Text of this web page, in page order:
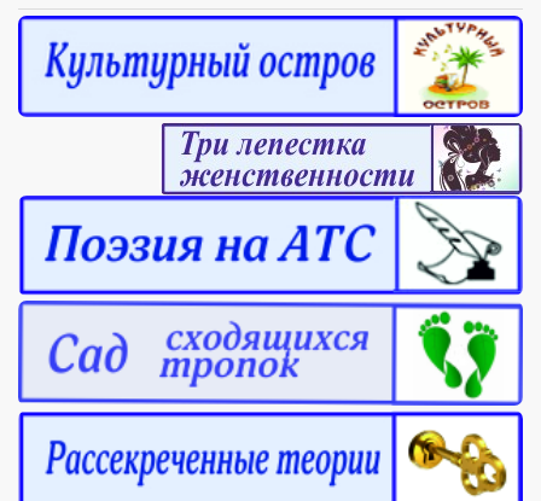
Конкурс «Колибри» 2014
Литературный конкурс «Я люблю Украину»
Конкурс «Колибри — детям!» 2014
Конкурс «Колибри» 2013
Афиша Киев
Афиша Сумы
О нас